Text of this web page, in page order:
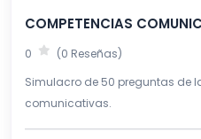
COMPETENCIAS
0 (0 Reseñas)
Simulacro de 50 preguntas de
comunicativas.